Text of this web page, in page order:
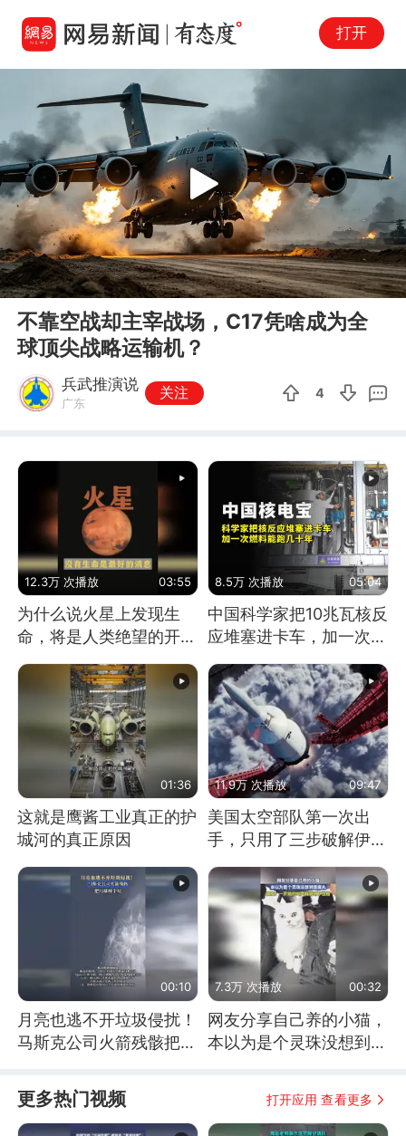
打开
00:00 02:07
Play
不靠空战却主宰战场，C17凭啥成为全
球顶尖战略运输机？
兵武推演说
广东
关注 4
12.3万 次播放 03:55
为什么说火星上发现生
命，将是人类绝望的开
始？
8.5万 次播放 05:04
中国科学家把10兆瓦核反
应堆塞进卡车，加一次燃
料能跑几十年
01:36
这就是鹰酱工业真正的护
城河的真正原因
11.9万 次播放 09:47
美国太空部队第一次出
手，只用了三步破解伊朗
00:10
月亮也逃不开垃圾侵扰！
马斯克公司火箭残骸把月
7.3万 次播放 00:32
网友分享自己养的小猫，
本以为是个灵珠没想到是
更多热门视频 打开应用 查看更多